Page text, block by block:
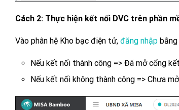
Cách 2: Thực hiện kết nối DVC trên phần
Vào phân hệ Kho bạc điện tử, đăng nhập
Nếu kết nối thành công => Đã mở cổng
Nếu kết nối không thành công => Chưa